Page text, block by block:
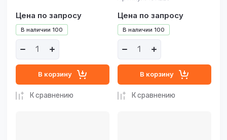
В наличии 100
Цена по запросу
В корзину
К сравнению
В наличии 100
Цена по запросу
В корзину
К сравнению